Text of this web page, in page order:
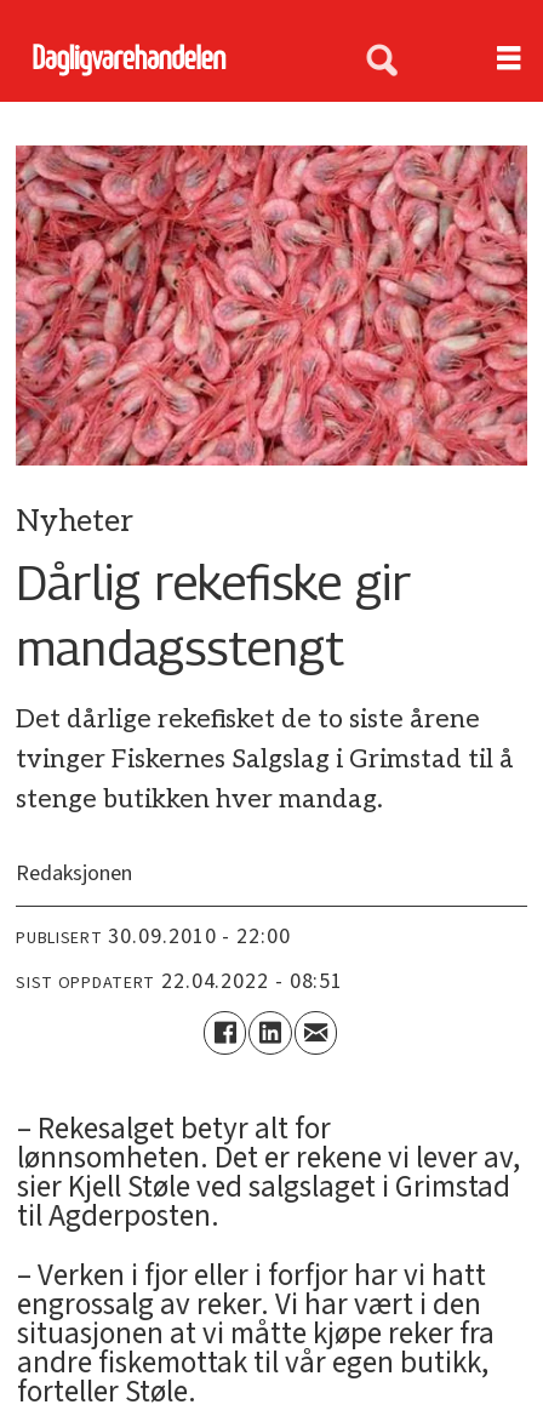
Nyheter
Dårlig rekefiske gir
mandagsstengt
Det dårlige rekefisket de to siste årene
tvinger Fiskernes Salgslag i Grimstad til å
stenge butikken hver mandag.
Redaksjonen
PUBLISERT 30.09.2010 - 22:00
SIST OPPDATERT 22.04.2022 - 08:51
– Rekesalget betyr alt for
lønnsomheten. Det er rekene vi lever av,
sier Kjell Støle ved salgslaget i Grimstad
til Agderposten.
– Verken i fjor eller i forfjor har vi hatt
engrossalg av reker. Vi har vært i den
situasjonen at vi måtte kjøpe reker fra
andre fiskemottak til vår egen butikk,
forteller Støle.